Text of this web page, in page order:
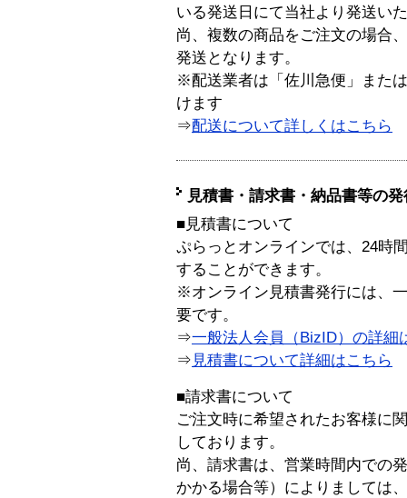
いる発送日にて当社より発送い
尚、複数の商品をご注文の場合
発送となります。
※配送業者は「佐川急便」また
けます
⇒配送について詳しくはこちら
見積書・請求書・納品書等の
■見積書について
ぷらっとオンラインでは、24時
することができます。
※オンライン見積書発行には、
要です。
⇒一般法人会員（BizID）の詳細
⇒ 見積書について詳細はこちら
■請求書について
ご注文時に希望されたお客様に
しております。
尚、請求書は、営業時間内での
かかる場合等）によりましては